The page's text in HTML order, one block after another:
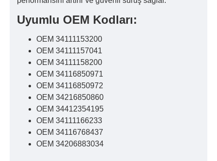
Uyumlu OEM Kodları:
OEM 34111153200
OEM 34111157041
OEM 34111158200
OEM 34116850971
OEM 34116850972
OEM 34216850860
OEM 34412354195
OEM 34111166233
OEM 34116768437
OEM 34206883034